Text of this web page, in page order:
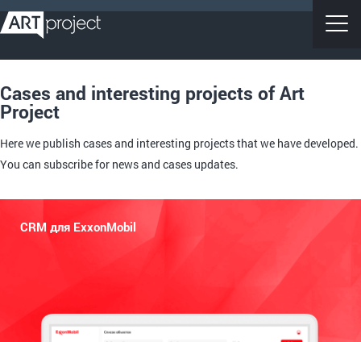
Cases and interesting projects of Art
Project
Here we publish cases and interesting projects that we have developed.
You can subscribe for news and cases updates.
CRM для ExxonMobil